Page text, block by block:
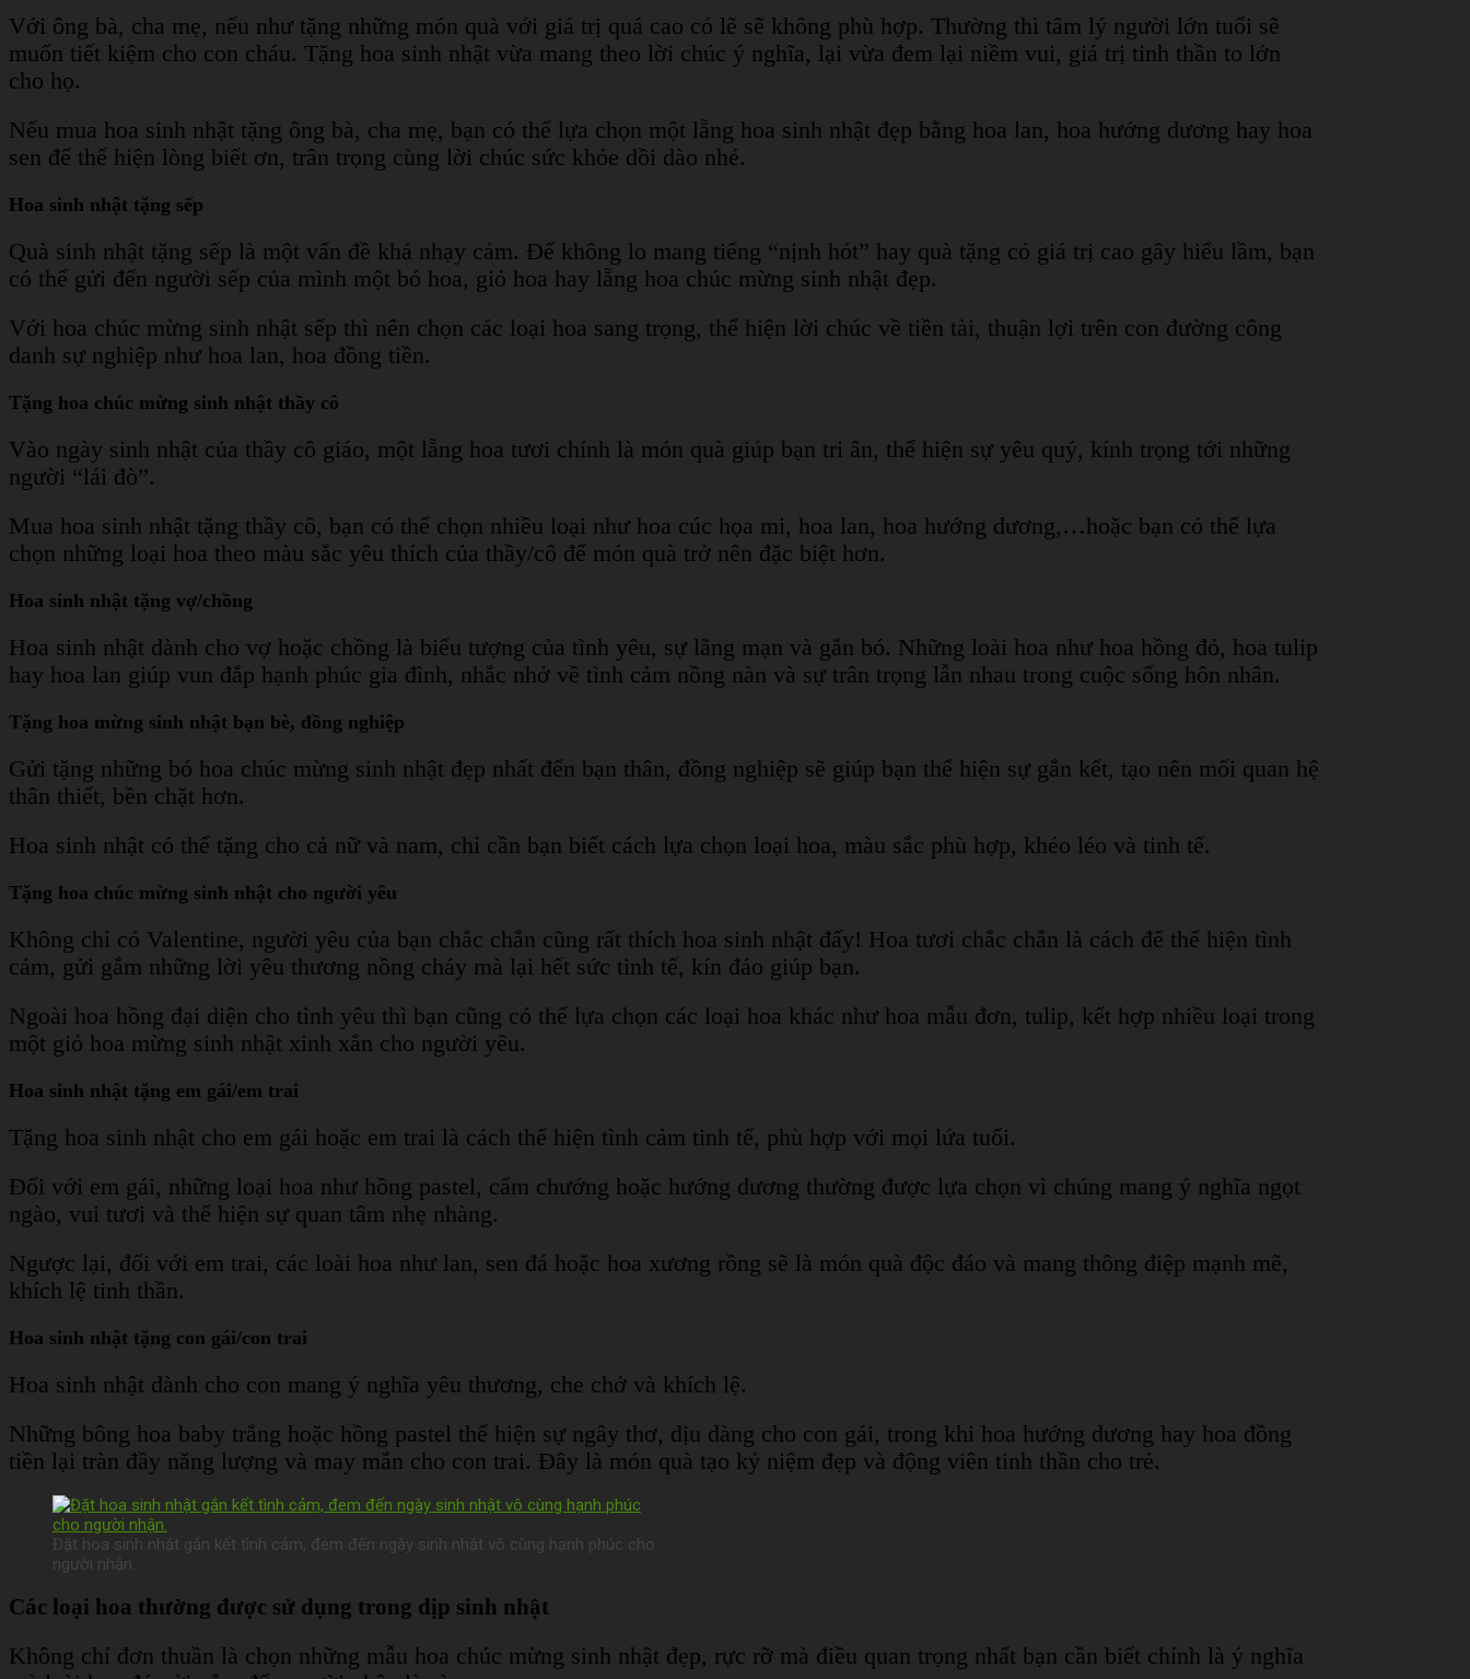
Với ông bà, cha mẹ, nếu như tặng những món quà với giá trị quá cao có lẽ sẽ không phù hợp. Thường thì tâm lý người lớn tuổi sẽ
muốn tiết kiệm cho con cháu. Tặng hoa sinh nhật vừa mang theo lời chúc ý nghĩa, lại vừa đem lại niềm vui, giá trị tinh thần to lớn
cho họ.
Nếu mua hoa sinh nhật tặng ông bà, cha mẹ, bạn có thể lựa chọn một lẵng hoa sinh nhật đẹp bằng hoa lan, hoa hướng dương hay hoa
sen để thể hiện lòng biết ơn, trân trọng cùng lời chúc sức khỏe dồi dào nhé.
Hoa sinh nhật tặng sếp
Quà sinh nhật tặng sếp là một vấn đề khá nhạy cảm. Để không lo mang tiếng “nịnh hót” hay quà tặng có giá trị cao gây hiểu lầm, bạn
có thể gửi đến người sếp của mình một bó hoa, giỏ hoa hay lẵng hoa chúc mừng sinh nhật đẹp.
Với hoa chúc mừng sinh nhật sếp thì nên chọn các loại hoa sang trọng, thể hiện lời chúc về tiền tài, thuận lợi trên con đường công
danh sự nghiệp như hoa lan, hoa đồng tiền.
Tặng hoa chúc mừng sinh nhật thầy cô
Vào ngày sinh nhật của thầy cô giáo, một lẵng hoa tươi chính là món quà giúp bạn tri ân, thể hiện sự yêu quý, kính trọng tới những
người “lái đò”.
Mua hoa sinh nhật tặng thầy cô, bạn có thể chọn nhiều loại như hoa cúc họa mi, hoa lan, hoa hướng dương,…hoặc bạn có thể lựa
chọn những loại hoa theo màu sắc yêu thích của thầy/cô để món quà trở nên đặc biệt hơn.
Hoa sinh nhật tặng vợ/chồng
Hoa sinh nhật dành cho vợ hoặc chồng là biểu tượng của tình yêu, sự lãng mạn và gắn bó. Những loài hoa như hoa hồng đỏ, hoa tulip
hay hoa lan giúp vun đắp hạnh phúc gia đình, nhắc nhở về tình cảm nồng nàn và sự trân trọng lẫn nhau trong cuộc sống hôn nhân.
Tặng hoa mừng sinh nhật bạn bè, đồng nghiệp
Gửi tặng những bó hoa chúc mừng sinh nhật đẹp nhất đến bạn thân, đồng nghiệp sẽ giúp bạn thể hiện sự gắn kết, tạo nên mối quan hệ
thân thiết, bền chặt hơn.
Hoa sinh nhật có thể tặng cho cả nữ và nam, chỉ cần bạn biết cách lựa chọn loại hoa, màu sắc phù hợp, khéo léo và tinh tế.
Tặng hoa chúc mừng sinh nhật cho người yêu
Không chỉ có Valentine, người yêu của bạn chắc chắn cũng rất thích hoa sinh nhật đấy! Hoa tươi chắc chắn là cách để thể hiện tình
cảm, gửi gắm những lời yêu thương nồng cháy mà lại hết sức tinh tế, kín đáo giúp bạn.
Ngoài hoa hồng đại diện cho tình yêu thì bạn cũng có thể lựa chọn các loại hoa khác như hoa mẫu đơn, tulip, kết hợp nhiều loại trong
một giỏ hoa mừng sinh nhật xinh xắn cho người yêu.
Hoa sinh nhật tặng em gái/em trai
Tặng hoa sinh nhật cho em gái hoặc em trai là cách thể hiện tình cảm tinh tế, phù hợp với mọi lứa tuổi.
Đối với em gái, những loại hoa như hồng pastel, cẩm chướng hoặc hướng dương thường được lựa chọn vì chúng mang ý nghĩa ngọt
ngào, vui tươi và thể hiện sự quan tâm nhẹ nhàng.
Ngược lại, đối với em trai, các loài hoa như lan, sen đá hoặc hoa xương rồng sẽ là món quà độc đáo và mang thông điệp mạnh mẽ,
khích lệ tinh thần.
Hoa sinh nhật tặng con gái/con trai
Hoa sinh nhật dành cho con mang ý nghĩa yêu thương, che chở và khích lệ.
Những bông hoa baby trắng hoặc hồng pastel thể hiện sự ngây thơ, dịu dàng cho con gái, trong khi hoa hướng dương hay hoa đồng
tiền lại tràn đầy năng lượng và may mắn cho con trai. Đây là món quà tạo kỷ niệm đẹp và động viên tinh thần cho trẻ.
Đặt hoa sinh nhật gắn kết tình cảm, đem đến ngày sinh nhật vô cùng hạnh phúc cho
người nhận.
Các loại hoa thường được sử dụng trong dịp sinh nhật
Không chỉ đơn thuần là chọn những mẫu hoa chúc mừng sinh nhật đẹp, rực rỡ mà điều quan trọng nhất bạn cần biết chính là ý nghĩa